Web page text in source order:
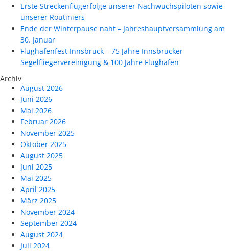
Erste Streckenflugerfolge unserer Nachwuchspiloten sowie
unserer Routiniers
Ende der Winterpause naht – Jahreshauptversammlung am
30. Januar
Flughafenfest Innsbruck – 75 Jahre Innsbrucker
Segelfliegervereinigung & 100 Jahre Flughafen
Archiv
August 2026
Juni 2026
Mai 2026
Februar 2026
November 2025
Oktober 2025
August 2025
Juni 2025
Mai 2025
April 2025
März 2025
November 2024
September 2024
August 2024
Juli 2024